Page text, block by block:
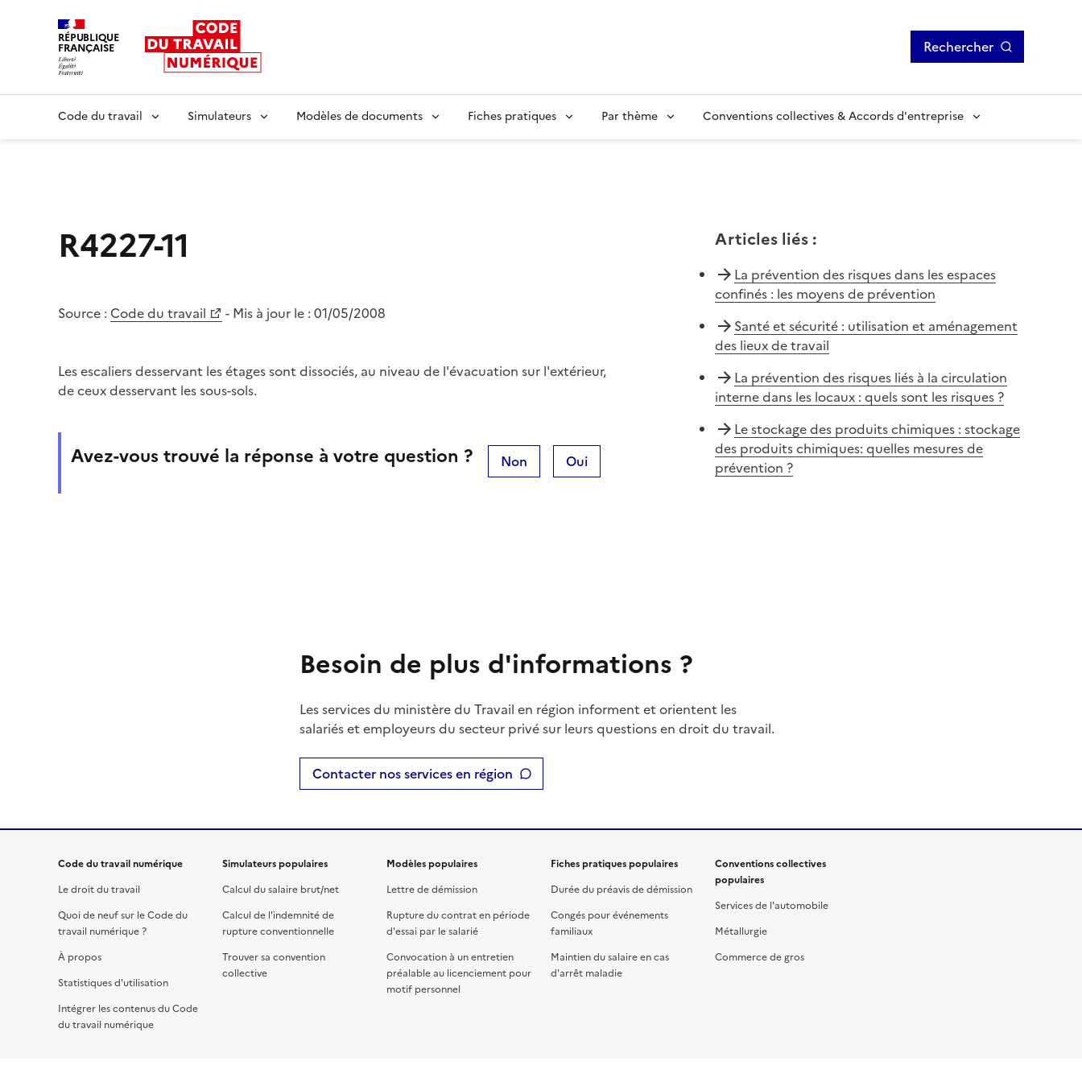
RÉPUBLIQUE
FRANÇAISE Rechercher
Code du travail Simulateurs Modèles de documents Fiches pratiques Par thème Conventions collectives & Accords d'entreprise
R4227-11
Source : Code du travail - Mis à jour le : 01/05/2008
Les escaliers desservant les étages sont dissociés, au niveau de l'évacuation sur l'extérieur,
de ceux desservant les sous-sols.
Avez-vous trouvé la réponse à votre question ? Non Oui
Articles liés:
La prévention des risques dans les espaces
confinés : les moyens de prévention
Santé et sécurité : utilisation et aménagement
des lieux de travail
La prévention des risques liés à la circulation
interne dans les locaux : quels sont les risques ?
Le stockage des produits chimiques : stockage
des produits chimiques: quelles mesures de
prévention ?
Besoin de plus d'informations ?
Les services du ministère du Travail en région informent et orientent les
salariés et employeurs du secteur privé sur leurs questions en droit du travail.
Contacter nos services en région
Code du travail numérique
Le droit du travail
Quoi de neuf sur le Code du
travail numérique ?
À propos
Statistiques d'utilisation
Intégrer les contenus du Code
du travail numérique
Simulateurs populaires
Calcul du salaire brut/net
Calcul de l'indemnité de
rupture conventionnelle
Trouver sa convention
collective
Modèles populaires
Lettre de démission
Rupture du contrat en période
d'essai par le salarié
Convocation à un entretien
préalable au licenciement pour
motif personnel
Fiches pratiques populaires
Durée du préavis de démission
Congés pour événements
familiaux
Maintien du salaire en cas
d'arrêt maladie
Conventions collectives
populaires
Services de l'automobile
Métallurgie
Commerce de gros